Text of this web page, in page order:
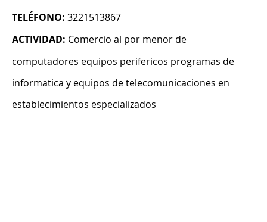
TELÉFONO: 3221513867
ACTIVIDAD: Comercio al por menor de
computadores equipos perifericos programas de
informatica y equipos de telecomunicaciones en
establecimientos especializados